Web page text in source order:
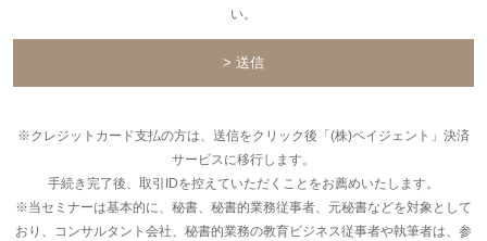
い。
※クレジットカード支払の方は、送信をクリック後「(株)ペイジェント」決済
サービスに移行します。
手続き完了後、取引IDを控えていただくことをお薦めいたします。
※当セミナーは基本的に、秘書、秘書的業務従事者、元秘書などを対象として
おり、コンサルタント会社、秘書的業務の教育ビジネス従事者や執筆者は、参